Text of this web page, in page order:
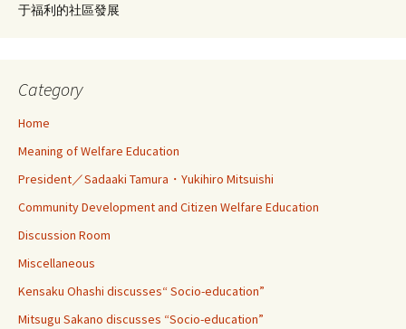
于福利的社區發展
Category
Home
Meaning of Welfare Education
President／Sadaaki Tamura・Yukihiro Mitsuishi
Community Development and Citizen Welfare Education
Discussion Room
Miscellaneous
Kensaku Ohashi discusses“ Socio-education”
Mitsugu Sakano discusses “Socio-education”